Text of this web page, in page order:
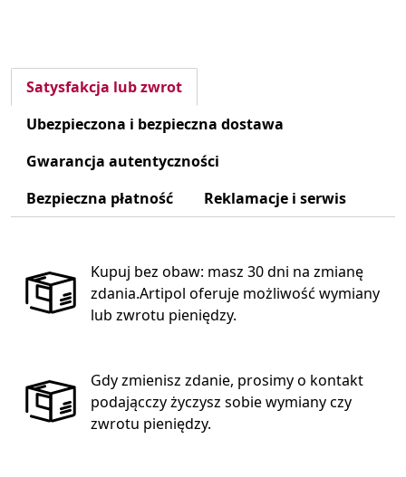
Satysfakcja lub zwrot
Ubezpieczona i bezpieczna dostawa
Gwarancja autentyczności
Bezpieczna płatność
Reklamacje i serwis
Kupuj bez obaw: masz 30 dni na zmianę
zdania.Artipol oferuje możliwość wymiany
lub zwrotu pieniędzy.
Gdy zmienisz zdanie, prosimy o kontakt
podającczy życzysz sobie wymiany czy
zwrotu pieniędzy.